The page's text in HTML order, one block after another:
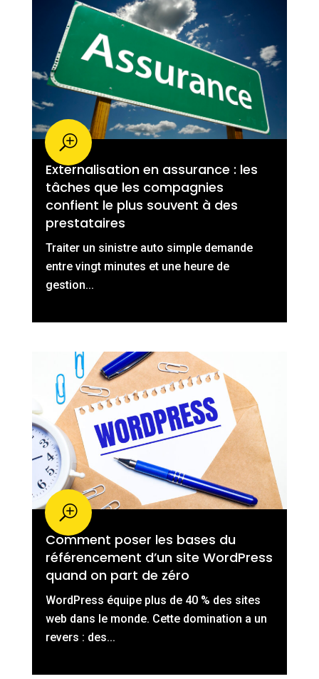
Externalisation en assurance : les
tâches que les compagnies
confient le plus souvent à des
prestataires
Traiter un sinistre auto simple demande
entre vingt minutes et une heure de
gestion...
Comment poser les bases du
référencement d’un site WordPress
quand on part de zéro
WordPress équipe plus de 40 % des sites
web dans le monde. Cette domination a un
revers : des...